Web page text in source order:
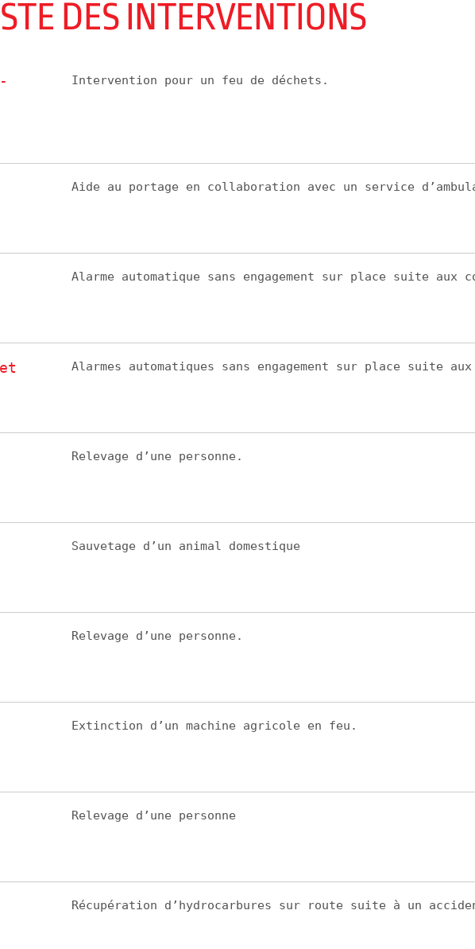
DES INTERVENTIONS
Intervention pour un feu de déchets.
Aide au portage en collaboration avec un service
Alarme automatique sans engagement sur place suite aux
Alarmes automatiques sans engagement sur place suite
Relevage d’une personne.
Sauvetage d’un animal domestique
Relevage d’une personne.
Extinction d’un machine agricole en feu.
Relevage d’une personne
Récupération d’hydrocarbures sur route suite à un